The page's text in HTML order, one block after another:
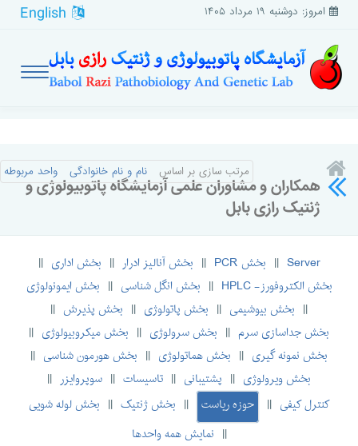
امروز: دوشنبه ۱۹ مرداد ۱۴۰۵
همکاران و مشاوران علمی آزمایشگاه پاتوبیولوژی و
ژنتیک رازی بابل
مرتب سازی بر اساس نام و نام خانوادگی واحد مربوطه
Server
|| بخش PCR || بخش آنالیز ادرار || بخش اداری ||
بخش الکتروفورز- HPLC || بخش انگل شناسی || بخش ایمونولوژی
|| بخش بیوشیمی || بخش پاتولوژی || بخش پذیرش ||
بخش جداسازی سرم || بخش سرولوژی || بخش میکروبیولوژی ||
بخش نمونه گیری || بخش هماتولوژی || بخش هورمون شناسی ||
بخش ویرولوژی || پشتیبانی || تاسیسات || سوپروایزر ||
کنترل کیفی || حوزه ریاست || بخش ژنتیک || بخش لوله شویی
|| نمایش همه واحدها